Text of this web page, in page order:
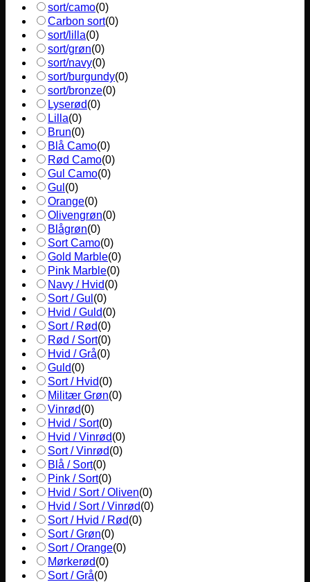
sort/camo(0)
Carbon sort(0)
sort/lilla(0)
sort/grøn(0)
sort/navy(0)
sort/burgundy(0)
sort/bronze(0)
Lyserød(0)
Lilla(0)
Brun(0)
Blå Camo(0)
Rød Camo(0)
Gul Camo(0)
Gul (0)
Orange(0)
Olivengrøn(0)
Blågrøn(0)
Sort Camo(0)
Gold Marble(0)
Pink Marble(0)
Navy / Hvid(0)
Sort / Gul (0)
Hvid / Guld(0)
Sort / Rød(0)
Rød / Sort(0)
Hvid / Grå(0)
Guld(0)
Sort / Hvid(0)
Militær Grøn(0)
Vinrød(0)
Hvid / Sort(0)
Hvid / Vinrød(0)
Sort / Vinrød(0)
Blå / Sort(0)
Pink / Sort(0)
Hvid / Sort / Oliven(0)
Hvid / Sort / Vinrød(0)
Sort / Hvid / Rød(0)
Sort / Grøn(0)
Sort / Orange(0)
Mørkerød(0)
Sort / Grå(0)